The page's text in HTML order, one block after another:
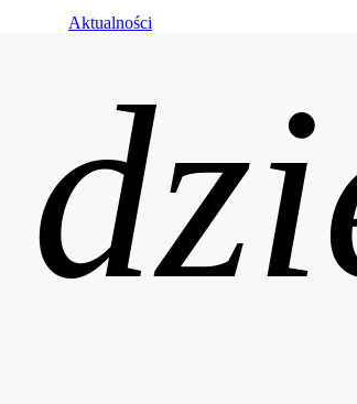
Aktualności